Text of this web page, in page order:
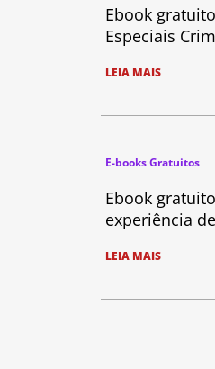
Ebook
Especiais
LEIA MAIS
E-books Gratuitos
Ebook
experiência
LEIA MAIS